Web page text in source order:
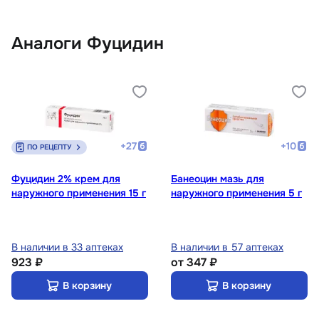
Аналоги Фуцидин
ПО РЕЦЕПТУ +27
Фуцидин 2% крем для
наружного применения 15 г
В наличии в 33 аптеках
923 ₽
В корзину
+10
Банеоцин мазь для
наружного применения 5 г
В наличии в 57 аптеках
от347 ₽
В корзину